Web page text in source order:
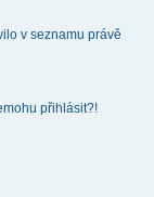
v seznamu právě
přihlásit?!